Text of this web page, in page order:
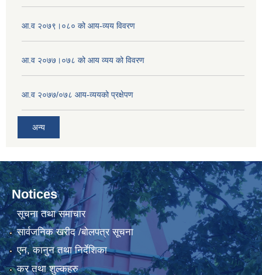
आ.व २०७९।०८० को आय-व्यय विवरण
आ.व २०७७।०७८ को आय व्यय को विवरण
आ.व २०७७/०७८ आय-व्ययको प्रक्षेपण
अन्य
Notices
सूचना तथा समाचार
सार्वजनिक खरीद /बोलपत्र सूचना
एन, कानुन तथा निर्देशिका
कर तथा शुल्कहरु